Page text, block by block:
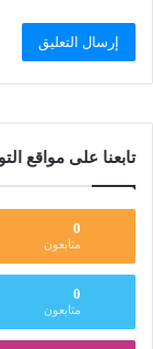
تابعنا على مواقع
0
متابعون
0
متابعون